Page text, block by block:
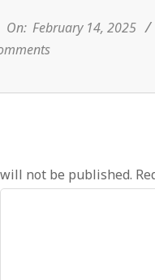
On: February 14, 2025
not be published.